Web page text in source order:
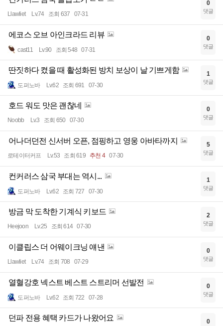
Llawliet Lv.74 조회 637 07-31
0
댓글
에코스 오브 아인크라드 리뷰
cast11 Lv.90 조회 548 07-31
0
댓글
딴짓하다 켰을 때 활성화된 방치 보상이 날 기쁘게함
도퍼노바 Lv.62 조회 691 07-30
1
댓글
호드 워도 맛은 괜찮네
Noobb Lv.3 조회 650 07-30
0
댓글
어나더던전 신서버 오픈, 점핑하고 영웅 아바타까지
로테이터커프 Lv.53 조회 619 추천 4 07-30
5
댓글
컨커러스 삼국 부대는 역시...
도퍼노바 Lv.62 조회 727 07-30
1
댓글
방금 막 도착한 기계식 키보드
Heejoon Lv.25 조회 614 07-30
2
댓글
이클립스 더 어웨이크닝 얘낸
Llawliet Lv.74 조회 708 07-29
0
댓글
열혈강호 넥스트 베스트 스트리머 선발전
도퍼노바 Lv.62 조회 722 07-28
0
댓글
던파 전용 혜택 카드가 나왔어요 0